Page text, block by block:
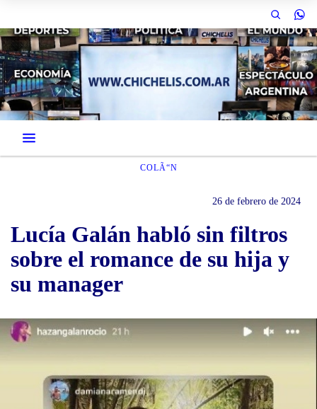
COLÃ“N
26 de febrero de 2024
Lucía Galán habló sin filtros
sobre el romance de su hija y
su manager